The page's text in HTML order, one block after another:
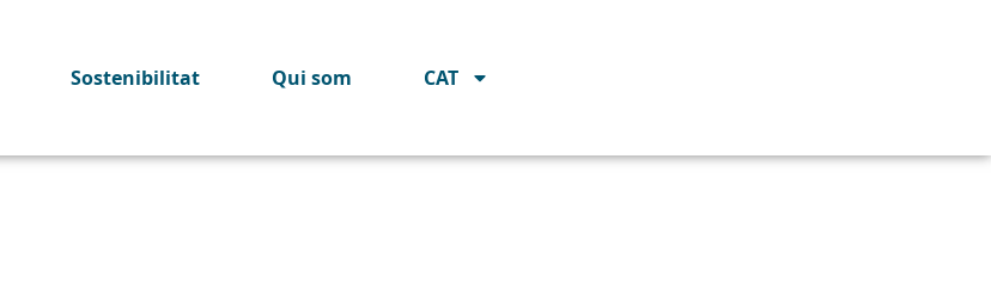
Sostenibilitat Qui som CAT